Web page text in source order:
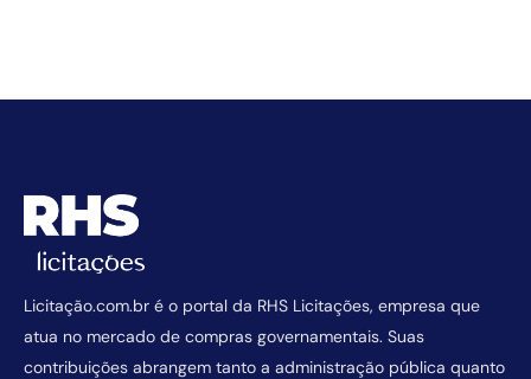
Licitação.com.br é o portal da RHS Licitações, empresa que
atua no mercado de compras governamentais. Suas
contribuições abrangem tanto a administração pública quanto